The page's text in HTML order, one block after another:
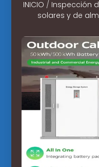
INICIO / Inspección
solares y de